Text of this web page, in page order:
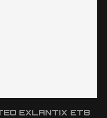
EXLANTIX ET8